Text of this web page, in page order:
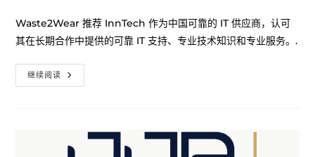
Waste2Wear 推荐 InnTech 作为中国可靠的 IT 供应商，认可
其在长期合作中提供的可靠 IT 支持、专业技术知识和专业服务。.
继续阅读